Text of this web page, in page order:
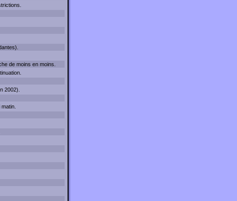
de moins en moins.
2002).